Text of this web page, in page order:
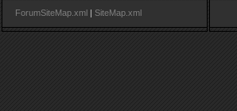
ForumSiteMap.xml | SiteMap.xml